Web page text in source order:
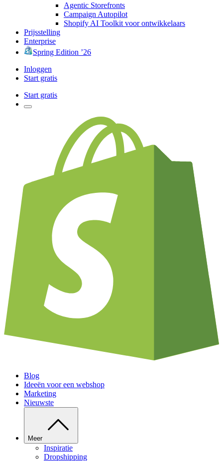
Agentic Storefronts
Campaign Autopilot
Shopify AI Toolkit voor ontwikkelaars
Prijsstelling
Enterprise
Spring Edition ’26
Inloggen
Start gratis
Start gratis
Blog
Ideeën voor een webshop
Marketing
Nieuwste
Meer
Inspiratie
Dropshipping